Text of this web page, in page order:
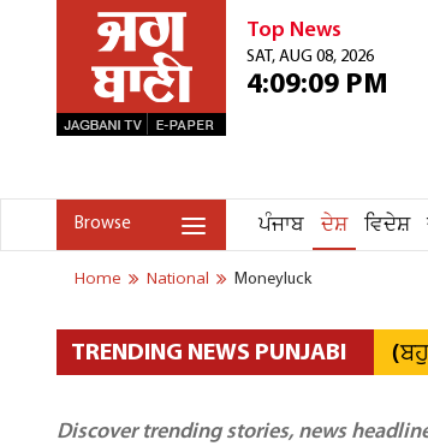
Top News
SAT, AUG 08, 2026
4:09:09 PM
Browse ਪੰਜਾਬ ਦੇਸ਼ ਵਿਦੇਸ਼
Home National Moneyluck
TRENDING NEWS PUNJABI
Discover trending stories, news